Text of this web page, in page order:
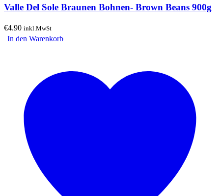
Valle Del Sole Braunen Bohnen- Brown Beans 900g
€4.90 inkl.MwSt
In den Warenkorb